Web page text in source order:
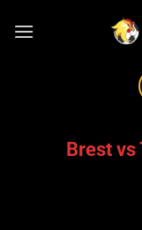
Brest